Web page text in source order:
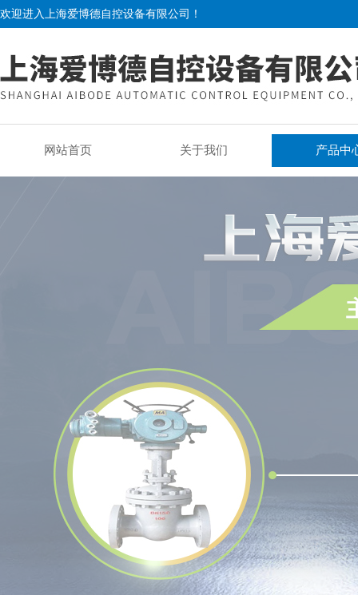
欢迎进入上海爱博德自控设备有限公司！
网站首页 关于我们 产品中